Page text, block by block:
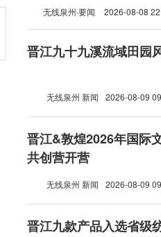
无线泉州·要闻 2026-08-08
晋江九十九溪流域田园
无线泉州 新闻 2026-08-09
晋江&敦煌2026年国际
共创营开营
无线泉州 新闻 2026-08-09
晋江九款产品入选省级